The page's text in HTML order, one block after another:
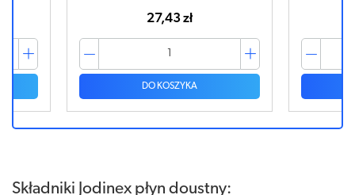
27,43 zł
DO KOSZYKA
Składniki Jodinex płyn doustny: